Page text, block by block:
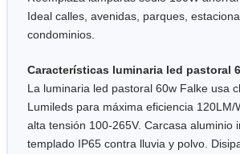
Ideal calles, avenidas, parques,
condominios.
Características luminaria led pastoral
La luminaria led pastoral 60w Falke usa
Lumileds para máxima eficiencia 120LM/
alta tensión 100-265V. Carcasa aluminio
templado IP65 contra lluvia y polvo.